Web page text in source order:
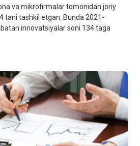
va mikrofirmalar tomonidan joriy
tani tashkil etgan. Bunda 2021-
innovatsiyalar soni 134 taga